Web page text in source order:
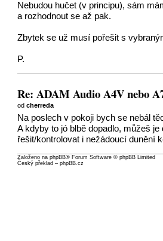
Nebudou hučet (v principu), sám
a rozhodnout se až pak.
Zbytek se už musí pořešit s
P.
Re: ADAM Audio A4V nebo
odcherreda
Na poslech v pokoji bych se nebál
A kdyby to jó blbě dopadlo, můžeš
řešit/kontrolovat i nežádoucí dunění
Založeno naphpBB® Forum Software © phpBB Limited
Český překlad –phpBB.cz